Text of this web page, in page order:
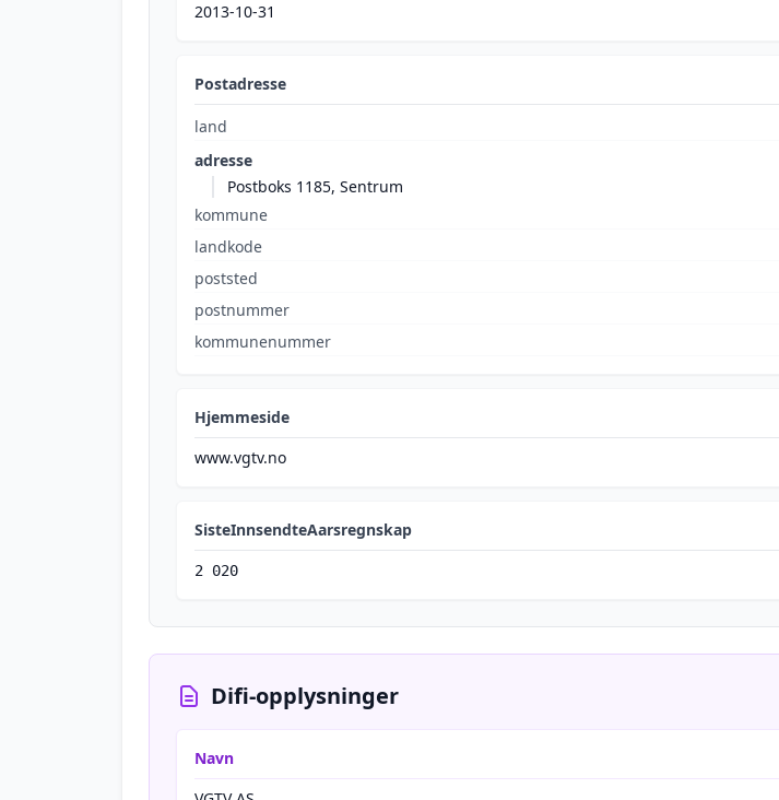
2013-10-31
Postadresse
land
adresse
Postboks 1185, Sentrum
kommune
landkode
poststed
postnummer
kommunenummer
Hjemmeside
www.vgtv.no
SisteInnsendteAarsregnskap
2 020
Difi-opplysninger
Navn